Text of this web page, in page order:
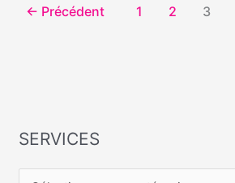
← Précédent 1 2 3
SERVICES
S